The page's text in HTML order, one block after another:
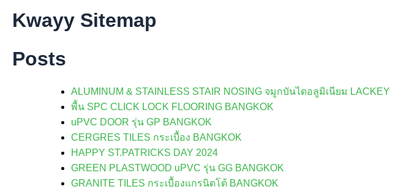
Kwayy Sitemap
Posts
ALUMINUM & STAINLESS STAIR NOSING จมูกบันไดอลูมิเนียม LACKEY
พื้น SPC CLICK LOCK FLOORING BANGKOK
uPVC DOOR รุ่น GP BANGKOK
CERGRES TILES กระเบื้อง BANGKOK
HAPPY ST.PATRICKS DAY 2024
GREEN PLASTWOOD uPVC รุ่น GG BANGKOK
GRANITE TILES กระเบื้องแกรนิตโต้ BANGKOK